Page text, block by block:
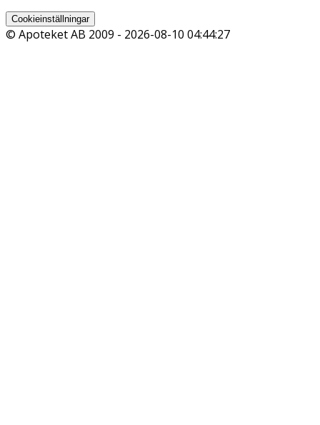
Cookieinställningar
© Apoteket AB 2009 - 2026-08-10 04:44:27